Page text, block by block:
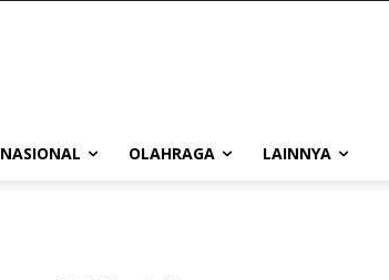
OLAHRAGA LAINNYA